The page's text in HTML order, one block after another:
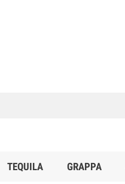
TEQUILA GRAPPA